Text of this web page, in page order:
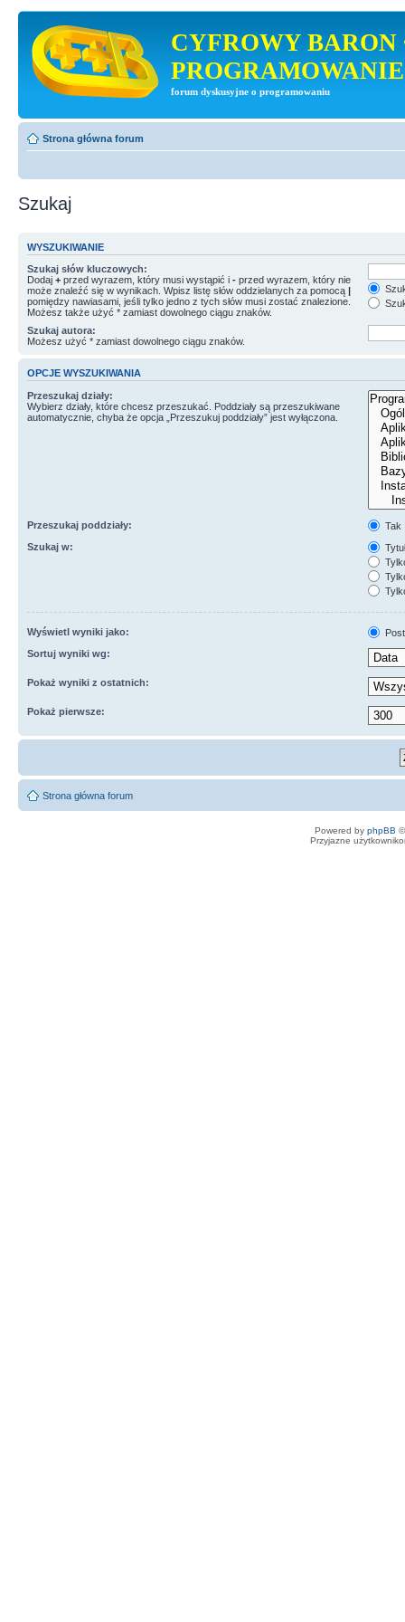
CYFROWY BARON
PROGRAMOWANIE
forum dyskusyjne o programowaniu
Strona główna forum
Szukaj
WYSZUKIWANIE
Szukaj słów kluczowych:
Dodaj + przed wyrazem, który musi wystąpić i - przed wyrazem, który nie
może znaleźć się w wynikach. Wpisz listę słów oddzielanych za pomocą |
pomiędzy nawiasami, jeśli tylko jedno z tych słów musi zostać znalezione.
Możesz także użyć * zamiast dowolnego ciągu znaków.
Szukaj autora:
Możesz użyć * zamiast dowolnego ciągu znaków.
OPCJE WYSZUKIWANIA
Przeszukaj działy:
Wybierz działy, które chcesz przeszukać. Poddziały są przeszukiwane
automatycznie, chyba że opcja „Przeszukuj poddziały” jest wyłączona.
Przeszukaj poddziały:
Tak
Szukaj w:
Wyświetl wyniki jako:
Sortuj wyniki wg:
Pokaż wyniki z ostatnich:
Pokaż pierwsze:
Strona główna forum
Powered by phpBB
Przyjazne